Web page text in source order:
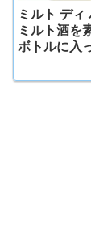
ミルト ディ
ミルト酒を
ボトルに入